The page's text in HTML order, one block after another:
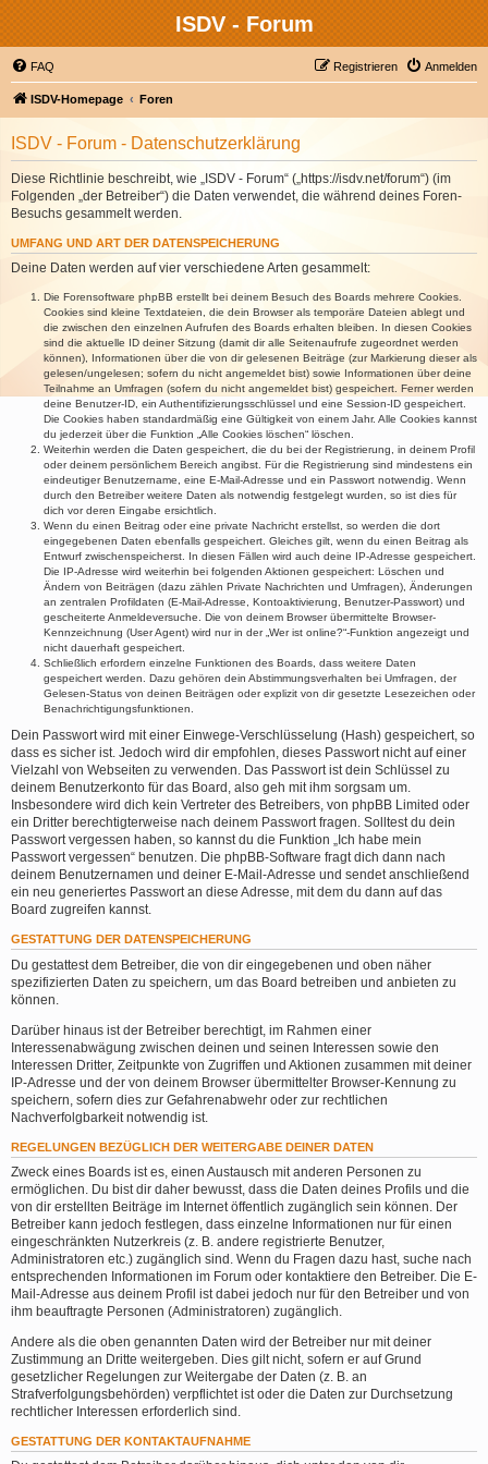
ISDV - Forum
FAQ Anmelden
Registrieren
ISDV-Homepage Foren
ISDV - Forum - Datenschutzerklärung
Diese Richtlinie beschreibt, wie „ISDV - Forum“ („https://isdv.net/forum“) (im
Folgenden „der Betreiber“) die Daten verwendet, die während deines Foren-
Besuchs gesammelt werden.
UMFANG UND ART DER DATENSPEICHERUNG
Deine Daten werden auf vier verschiedene Arten gesammelt:
Die Forensoftware phpBB erstellt bei deinem Besuch des Boards mehrere Cookies.
Cookies sind kleine Textdateien, die dein Browser als temporäre Dateien ablegt und
die zwischen den einzelnen Aufrufen des Boards erhalten bleiben. In diesen Cookies
sind die aktuelle ID deiner Sitzung (damit dir alle Seitenaufrufe zugeordnet werden
können), Informationen über die von dir gelesenen Beiträge (zur Markierung dieser als
gelesen/ungelesen; sofern du nicht angemeldet bist) sowie Informationen über deine
Teilnahme an Umfragen (sofern du nicht angemeldet bist) gespeichert. Ferner werden
deine Benutzer-ID, ein Authentifizierungsschlüssel und eine Session-ID gespeichert.
Die Cookies haben standardmäßig eine Gültigkeit von einem Jahr. Alle Cookies kannst
du jederzeit über die Funktion „Alle Cookies löschen“ löschen.
Weiterhin werden die Daten gespeichert, die du bei der Registrierung, in deinem Profil
oder deinem persönlichem Bereich angibst. Für die Registrierung sind mindestens ein
eindeutiger Benutzername, eine E-Mail-Adresse und ein Passwort notwendig. Wenn
durch den Betreiber weitere Daten als notwendig festgelegt wurden, so ist dies für
dich vor deren Eingabe ersichtlich.
Wenn du einen Beitrag oder eine private Nachricht erstellst, so werden die dort
eingegebenen Daten ebenfalls gespeichert. Gleiches gilt, wenn du einen Beitrag als
Entwurf zwischenspeicherst. In diesen Fällen wird auch deine IP-Adresse gespeichert.
Die IP-Adresse wird weiterhin bei folgenden Aktionen gespeichert: Löschen und
Ändern von Beiträgen (dazu zählen Private Nachrichten und Umfragen), Änderungen
an zentralen Profildaten (E-Mail-Adresse, Kontoaktivierung, Benutzer-Passwort) und
gescheiterte Anmeldeversuche. Die von deinem Browser übermittelte Browser-
Kennzeichnung (User Agent) wird nur in der „Wer ist online?“-Funktion angezeigt und
nicht dauerhaft gespeichert.
Schließlich erfordern einzelne Funktionen des Boards, dass weitere Daten
gespeichert werden. Dazu gehören dein Abstimmungsverhalten bei Umfragen, der
Gelesen-Status von deinen Beiträgen oder explizit von dir gesetzte Lesezeichen oder
Benachrichtigungsfunktionen.
Dein Passwort wird mit einer Einwege-Verschlüsselung (Hash) gespeichert, so
dass es sicher ist. Jedoch wird dir empfohlen, dieses Passwort nicht auf einer
Vielzahl von Webseiten zu verwenden. Das Passwort ist dein Schlüssel zu
deinem Benutzerkonto für das Board, also geh mit ihm sorgsam um.
Insbesondere wird dich kein Vertreter des Betreibers, von phpBB Limited oder
ein Dritter berechtigterweise nach deinem Passwort fragen. Solltest du dein
Passwort vergessen haben, so kannst du die Funktion „Ich habe mein
Passwort vergessen“ benutzen. Die phpBB-Software fragt dich dann nach
deinem Benutzernamen und deiner E-Mail-Adresse und sendet anschließend
ein neu generiertes Passwort an diese Adresse, mit dem du dann auf das
Board zugreifen kannst.
GESTATTUNG DER DATENSPEICHERUNG
Du gestattest dem Betreiber, die von dir eingegebenen und oben näher
spezifizierten Daten zu speichern, um das Board betreiben und anbieten zu
können.
Darüber hinaus ist der Betreiber berechtigt, im Rahmen einer
Interessenabwägung zwischen deinen und seinen Interessen sowie den
Interessen Dritter, Zeitpunkte von Zugriffen und Aktionen zusammen mit deiner
IP-Adresse und der von deinem Browser übermittelter Browser-Kennung zu
speichern, sofern dies zur Gefahrenabwehr oder zur rechtlichen
Nachverfolgbarkeit notwendig ist.
REGELUNGEN BEZÜGLICH DER WEITERGABE DEINER DATEN
Zweck eines Boards ist es, einen Austausch mit anderen Personen zu
ermöglichen. Du bist dir daher bewusst, dass die Daten deines Profils und die
von dir erstellten Beiträge im Internet öffentlich zugänglich sein können. Der
Betreiber kann jedoch festlegen, dass einzelne Informationen nur für einen
eingeschränkten Nutzerkreis (z. B. andere registrierte Benutzer,
Administratoren etc.) zugänglich sind. Wenn du Fragen dazu hast, suche nach
entsprechenden Informationen im Forum oder kontaktiere den Betreiber. Die E-
Mail-Adresse aus deinem Profil ist dabei jedoch nur für den Betreiber und von
ihm beauftragte Personen (Administratoren) zugänglich.
Andere als die oben genannten Daten wird der Betreiber nur mit deiner
Zustimmung an Dritte weitergeben. Dies gilt nicht, sofern er auf Grund
gesetzlicher Regelungen zur Weitergabe der Daten (z. B. an
Strafverfolgungsbehörden) verpflichtet ist oder die Daten zur Durchsetzung
rechtlicher Interessen erforderlich sind.
GESTATTUNG DER KONTAKTAUFNAHME